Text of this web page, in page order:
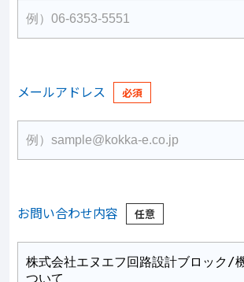
メールアドレス
お問い合わせ内容